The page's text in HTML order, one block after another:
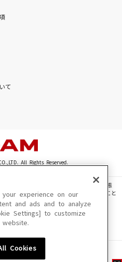
て
All Rights Reserved.
・画像・写真・動画・音声等を、手段や形態
て無断で複製、転載、ファイル化などすること
用いただけない場合があります。
変更になる場合があります。
experience on our
and ads and to analyze
Settings] to customize
Cookies